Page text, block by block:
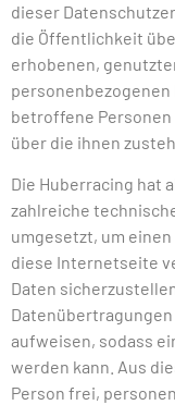
dieser
die Öffentlichkeit
erhobenen,
betroffene
über die ihnen
Die Huberracing hat
zahlreiche
umgesetzt, um
diese Internetseite
Daten
aufweisen, sodass
werden kann. Aus
Person frei,